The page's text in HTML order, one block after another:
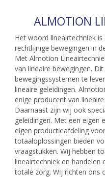
ALMOTION
Het woord lineairtechniek
rechtlijnige bewegingen in
Met Almotion
van lineaire bewegingen.
bewegingssystemen te
lineaire geleidingen.
enige producent van
Daarnaast zijn wij ook
geleidingen. Met een eigen
eigen productieafdeling
totaaloplossingen bieden
vraagstukken. Wij hebben
lineairtechniek en handelen
totale zorg. Wij richten ons